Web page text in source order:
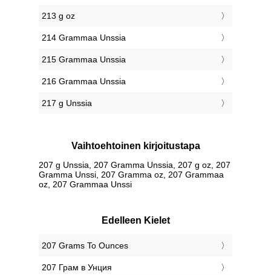
213 g oz
214 Grammaa Unssia
215 Grammaa Unssia
216 Grammaa Unssia
217 g Unssia
Vaihtoehtoinen kirjoitustapa
207 g Unssia, 207 Gramma Unssia, 207 g oz, 207
Gramma Unssi, 207 Gramma oz, 207 Grammaa
oz, 207 Grammaa Unssi
Edelleen Kielet
‎207 Grams To Ounces
‎207 Грам в Унция